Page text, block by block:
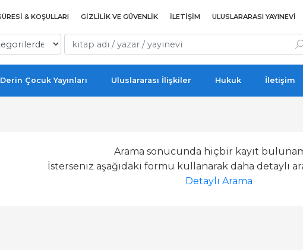
& KOŞULLARI GIZLILIK VE GÜVENLIK İLETIŞIM ULUSLARARASI YAYINEVI
Derin Çocuk Yayınları Uluslararası İlişkiler Hukuk İletişim
Arama sonucunda hiçbir kayıt
İsterseniz aşağıdaki formu kullanarak daha detaylı
Detaylı Arama